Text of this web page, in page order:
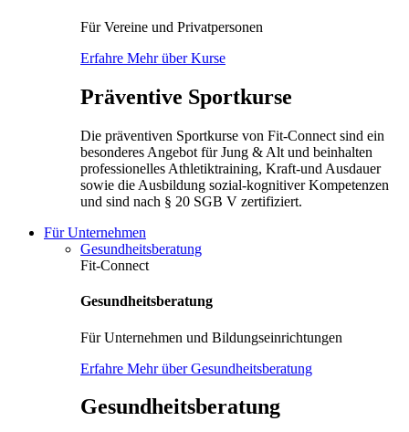
Für Vereine und Privatpersonen
Erfahre Mehr über Kurse
Präventive Sportkurse
Die präventiven Sportkurse von Fit-Connect sind ein
besonderes Angebot für Jung & Alt und beinhalten
professionelles Athletiktraining, Kraft-und Ausdauer
sowie die Ausbildung sozial-kognitiver Kompetenzen
und sind nach § 20 SGB V zertifiziert.
Für Unternehmen
Gesundheitsberatung
Fit-Connect
Gesundheitsberatung
Für Unternehmen und Bildungseinrichtungen
Erfahre Mehr über Gesundheitsberatung
Gesundheitsberatung